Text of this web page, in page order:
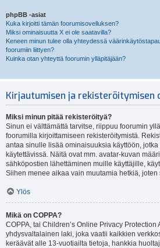
phpBB -asiat
Kuka kirjoitti tämän foorumisovelluksen?
Miksi ominaisuutta X ei ole saatavilla?
Keneen minun tulee olla yhteydessä
foorumiin liittyen?
Kuinka otan yhteyttä foorumin ylläpitäjään?
Kirjautumisen ja rekisteröitymisen
Miksi minun pitää rekisteröityä?
Sinun ei välttämättä tarvitse, riippuu foorumin
foorumilla kirjoittamiseen rekisteröitymistä.
antaa sinulle lisää ominaisuuksia käyttöön,
käytettävissä. Näitä ovat mm. avatar-kuvan
sähköpostien lähettäminen muille käyttäjille,
Siihen menee aikaa vain muutamia hetkiä, joten
Ylös
Mikä on COPPA?
COPPA, tai Children’s Online Privacy Protection
yhdysvaltalainen laki, joka vaatii kaikkien
keräävät alle 13-vuotiailta tietoja, hankkia